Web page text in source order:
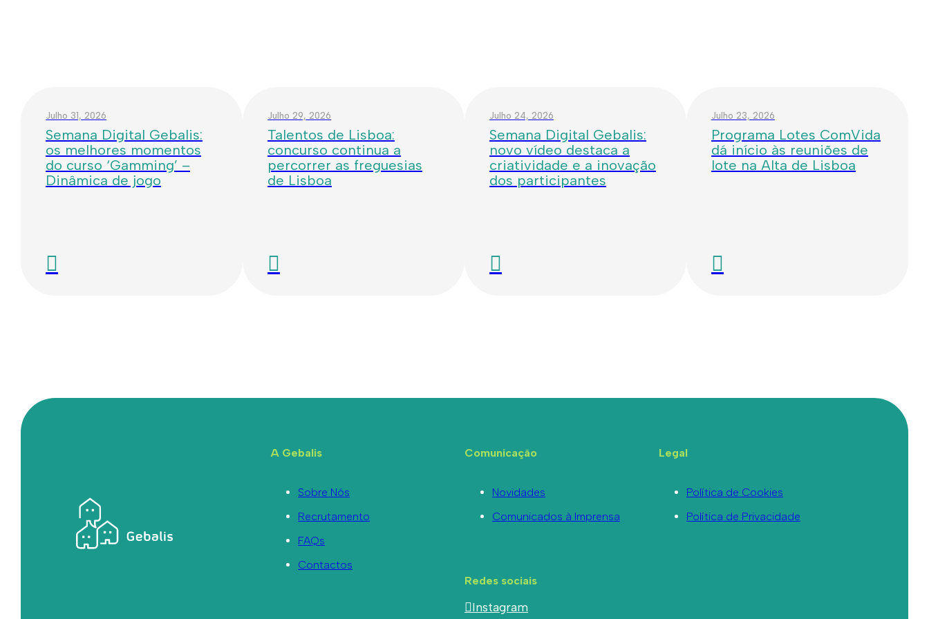
Julho 31, 2026
Semana Digital Gebalis:
os melhores momentos
do curso ‘Gamming’ –
Dinâmica de jogo
Julho 29, 2026
Talentos de Lisboa:
concurso continua a
percorrer as freguesias
de Lisboa
Julho 24, 2026
Semana Digital Gebalis:
novo vídeo destaca a
criatividade e a inovação
dos participantes
Julho 23, 2026
Programa Lotes ComVida
dá início às reuniões de
lote na Alta de Lisboa
A Gebalis
Sobre Nós
Recrutamento
FAQs
Contactos
Comunicação
Novidades
Comunicados à Imprensa
Redes sociais
Instagram
Legal
Política de Cookies
Política de Privacidade